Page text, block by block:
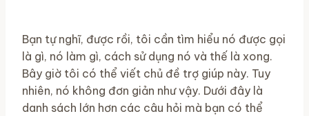
Bạn tự nghĩ, được rồi, tôi cần tìm hiểu nó được gọi
là gì, nó làm gì, cách sử dụng nó và thế là xong.
Bây giờ tôi có thể viết chủ đề trợ giúp này. Tuy
nhiên, nó không đơn giản như vậy. Dưới đây là
danh sách lớn hơn các câu hỏi mà bạn có thể